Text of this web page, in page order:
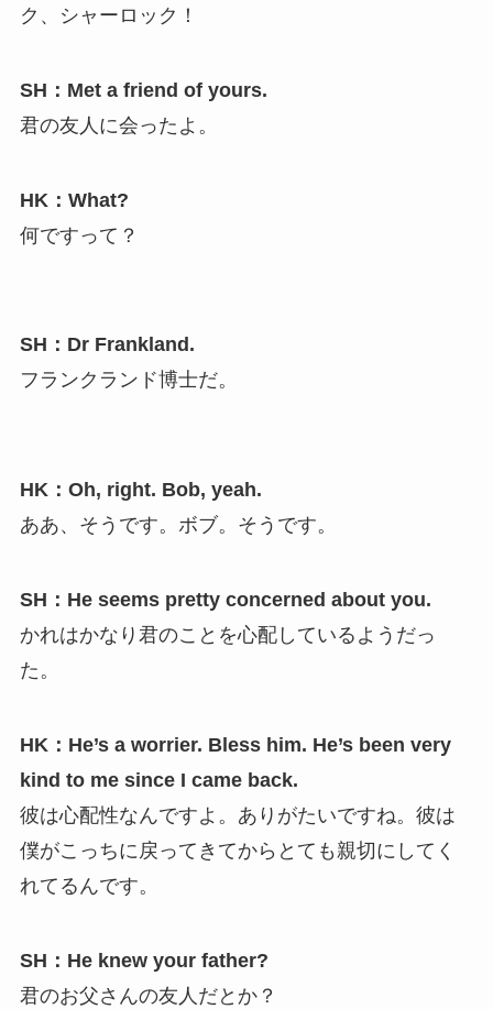
ク、シャーロック！
SH：Met a friend of yours.
君の友人に会ったよ。
HK：What?
何ですって？
SH：Dr Frankland.
フランクランド博士だ。
HK：Oh, right. Bob, yeah.
ああ、そうです。ボブ。そうです。
SH：He seems pretty concerned about you.
かれはかなり君のことを心配しているようだっ
た。
HK：He’s a worrier. Bless him. He’s been very
kind to me since I came back.
彼は心配性なんですよ。ありがたいですね。彼は
僕がこっちに戻ってきてからとても親切にしてく
れてるんです。
SH：He knew your father?
君のお父さんの友人だとか？